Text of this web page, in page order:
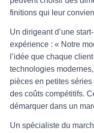
finitions qui leur
Un dirigeant d’une
expérience : « Notre
l’idée que chaque
technologies
pièces en petites
des coûts compétitifs.
démarquer dans un
Un spécialiste du